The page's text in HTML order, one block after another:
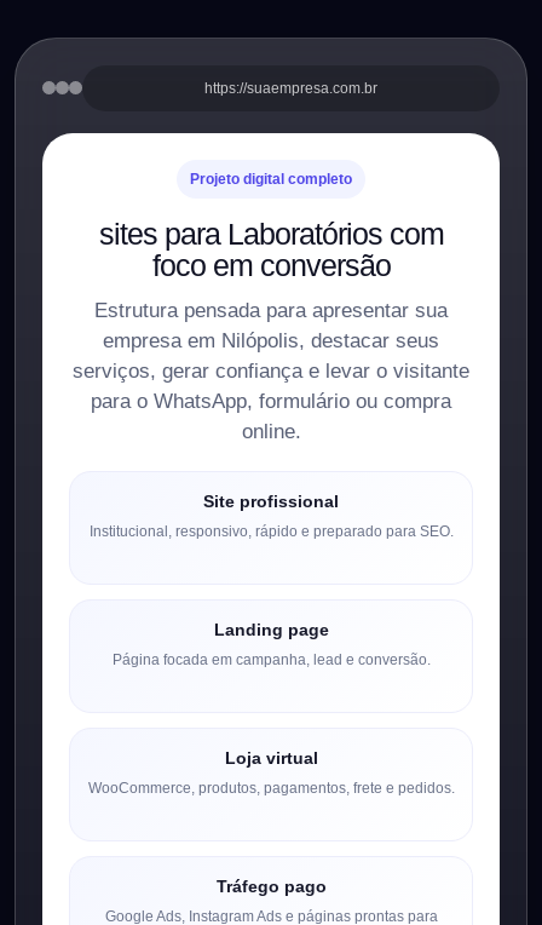
https://suaempresa.com.br
Projeto digital completo
sites para Laboratórios com
foco em conversão
Estrutura pensada para apresentar sua
empresa em Nilópolis, destacar seus
serviços, gerar confiança e levar o visitante
para o WhatsApp, formulário ou compra
online.
Site profissional
Institucional, responsivo, rápido e preparado para SEO.
Landing page
Página focada em campanha, lead e conversão.
Loja virtual
WooCommerce, produtos, pagamentos, frete e pedidos.
Tráfego pago
Google Ads, Instagram Ads e páginas prontas para